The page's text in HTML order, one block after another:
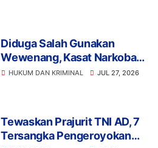
Diduga Salah Gunakan
Wewenang, Kasat Narkoba
Polres Tangsel dan 6
HUKUM DAN KRIMINAL JUL 27, 2026
Tewaskan Prajurit TNI AD, 7
Tersangka Pengeroyokan